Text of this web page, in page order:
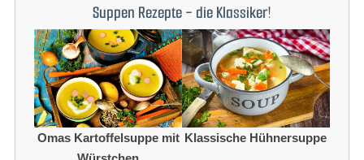
Suppen Rezepte - die Klassiker!
Omas Kartoffelsuppe mit Klassische Hühnersuppe